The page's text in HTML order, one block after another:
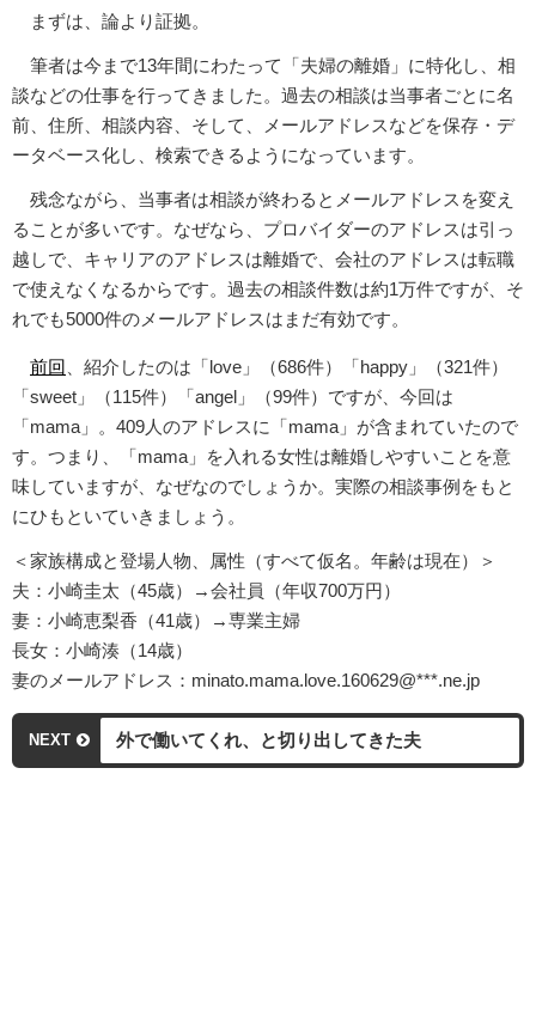
まずは、論より証拠。
筆者は今まで13年間にわたって「夫婦の離婚」に特化し、相
談などの仕事を行ってきました。過去の相談は当事者ごとに名
前、住所、相談内容、そして、メールアドレスなどを保存・デ
ータベース化し、検索できるようになっています。
残念ながら、当事者は相談が終わるとメールアドレスを変え
ることが多いです。なぜなら、プロバイダーのアドレスは引っ
越しで、キャリアのアドレスは離婚で、会社のアドレスは転職
で使えなくなるからです。過去の相談件数は約1万件ですが、そ
れでも5000件のメールアドレスはまだ有効です。
前回 、紹介したのは「love」（686件）「happy」（321件）
「sweet」（115件）「angel」（99件）ですが、今回は
「mama」。409人のアドレスに「mama」が含まれていたので
す。つまり、「mama」を入れる女性は離婚しやすいことを意
味していますが、なぜなのでしょうか。実際の相談事例をもと
にひもといていきましょう。
＜家族構成と登場人物、属性（すべて仮名。年齢は現在）＞
夫：小崎圭太（45歳）→会社員（年収700万円）
妻：小崎恵梨香（41歳）→専業主婦
長女：小崎湊（14歳）
妻のメールアドレス：minato.mama.love.160629@***.ne.jp
NEXT 外で働いてくれ、と切り出してきた夫